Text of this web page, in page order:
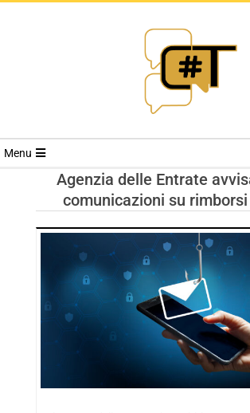
Menu
Agenzia delle Entrate
comunicazioni su